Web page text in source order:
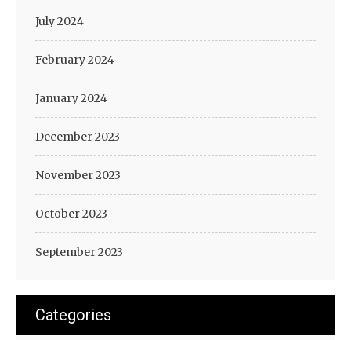
July 2024
February 2024
January 2024
December 2023
November 2023
October 2023
September 2023
Categories